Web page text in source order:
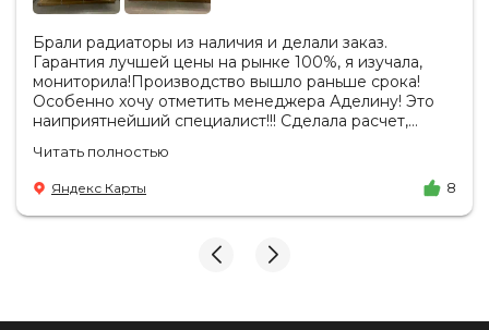
Брали радиаторы из наличия и делали заказ.
Гарантия лучшей цены на рынке 100%, я изучала,
мониторила!Производство вышло раньше срока!
Особенно хочу отметить менеджера Аделину! Это
наиприятнейший специалист!!! Сделала расчет,
цену. Всегда на связи, на все вопросы есть ответы.
Доставка на удобный день, удобное время! Никаких
замечаний, только бесконечное удовольствие от
взаимодействия с ней. Вот это я понимаю - ЛИЦО
И надеюсь наши чудесные радиаторы будут греть
Читать полностью
Яндекс Карты 8